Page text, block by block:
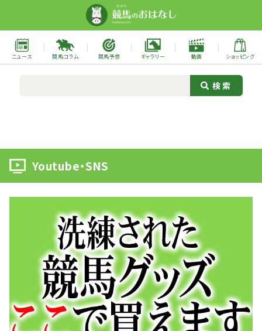
ニュース 競馬コラム 競馬予想 ギャラリー 動画 ショッピング
Youtube・SNS